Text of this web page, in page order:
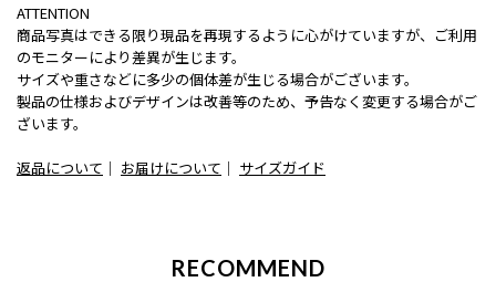
ATTENTION
商品写真はできる限り現品を再現するように心がけていますが、ご利用
のモニターにより差異が生じます。
サイズや重さなどに多少の個体差が生じる場合がございます。
製品の仕様およびデザインは改善等のため、予告なく変更する場合がご
ざいます。
返品について ｜ お届けについて ｜ サイズガイド
RECOMMEND